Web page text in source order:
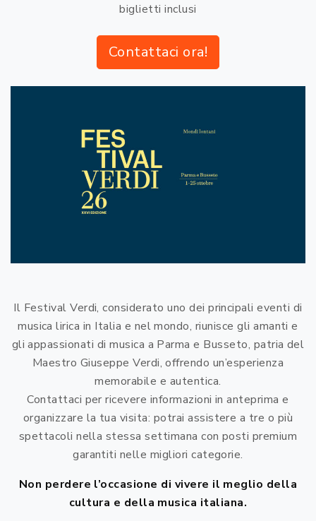
biglietti inclusi
Contattaci ora!
Il Festival Verdi, considerato uno dei principali eventi di
musica lirica in Italia e nel mondo, riunisce gli amanti e
gli appassionati di musica a Parma e Busseto, patria del
Maestro Giuseppe Verdi, offrendo un’esperienza
memorabile e autentica.
Contattaci per ricevere informazioni in anteprima e
organizzare la tua visita: potrai assistere a tre o più
spettacoli nella stessa settimana con posti premium
garantiti nelle migliori categorie.
Non perdere l’occasione di vivere il meglio della
cultura e della musica italiana.